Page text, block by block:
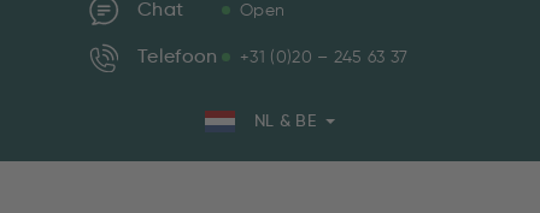
Chat Open
Telefoon +31 (0)20 – 245 63 37
NL & BE